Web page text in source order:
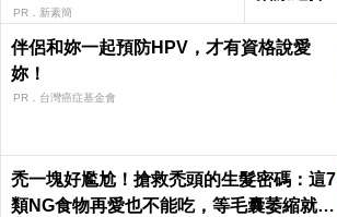
PR．新素簡
伴侶和妳一起預防HPV，才有資格說愛
妳！
PR．台灣癌症基金會
禿一塊好尷尬！搶救禿頭的生髮密碼：這7
類NG食物再愛也不能吃，等毛囊萎縮就來